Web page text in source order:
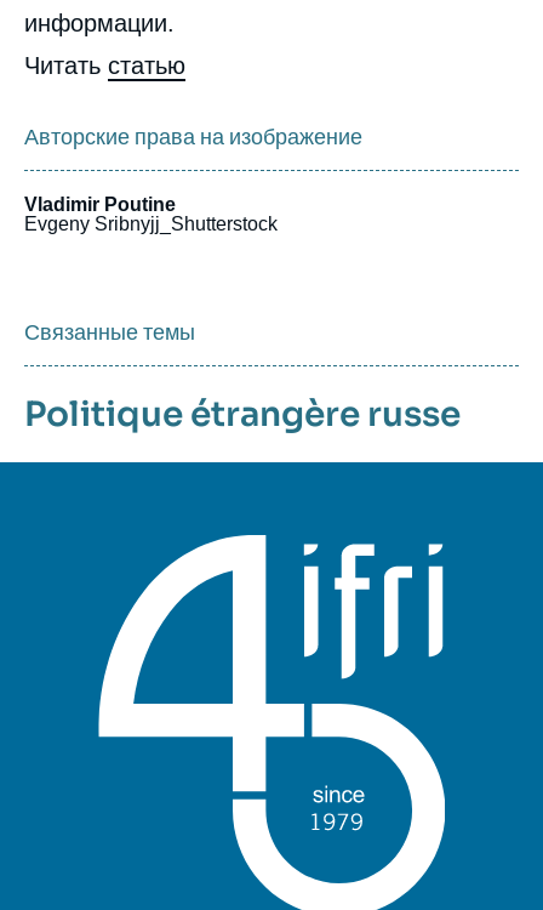
информации.
Читать статью
Авторские права на изображение
Vladimir Poutine
Evgeny Sribnyjj_Shutterstock
Связанные темы
Politique étrangère russe